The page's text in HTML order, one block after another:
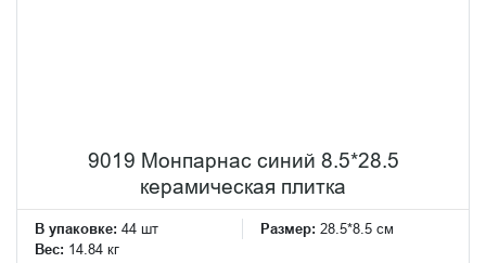
9019 Монпарнас синий 8.5*28.5
керамическая плитка
В упаковке: 44 шт Размер: 28.5*8.5 см
Вес: 14.84 кг